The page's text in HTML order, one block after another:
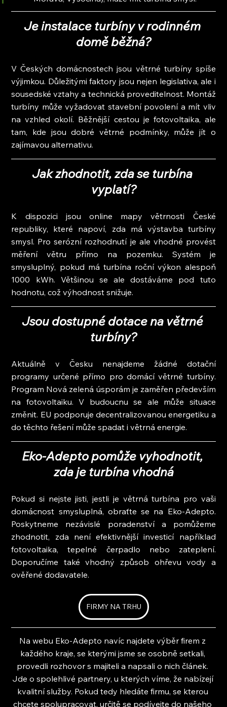
Je instalace turbíny v rodinném
domě běžná?
V Českých domácnostech jsou větrné turbíny spíše
výjimkou. Důležitými faktory jsou nejen legislativa, ale i
sousedské vztahy a technická proveditelnost. Montáž
turbíny může vyžadovat stavební povolení a mít vliv
na vzhled okolí. Běžnější cestou je fotovoltaika, ale
tam, kde jsou dobré větrné podmínky, může jít o
zajímavou alternativu.
Jak zhodnotit, zda se turbína
vyplatí?
K dispozici jsou online mapy větrnosti České
republiky, které napoví, zda má výstavba turbíny
smysl. Pro serózní rozhodnutí je ale vhodné provést
měření větru přímo na pozemku. Systém je
smysluplný, pokud má turbína roční výkon alespoň
1000 kWh. Většinou se ale dostáváme pod tuto
hodnotu, což výhodnost snižuje.
Jsou dostupné dotace na větrné
turbíny?
Aktuálně v Česku nenajdeme žádné dotační
programy určené přímo pro domácí větrné turbíny.
Program Nová zelená úsporám je zaměřen především
na fotovoltaiku. V budoucnu se ale může situace
změnit. EU podporuje decentralizovanou energetiku a
do těchto řešení může spadat i větrná energie.
Eko-Adepto pomůže vyhodnotit,
zda je turbína vhodná
Pokud si nejste jisti, jestli je větrná turbína pro vaši
domácnost smysluplná, obraťte se na Eko-Adepto.
Poskytneme nezávislé poradenství a pomůžeme
zhodnotit, zda není efektivnější investicí například
fotovoltaika, tepelné čerpadlo nebo zateplení.
Doporučíme také vhodný způsob ohřevu vody a
ověřené dodavatele.
FIRMY NA TRHU
Na webu Eko-Adepto navíc najdete výběr firem z
každého kraje, se kterými jsme se osobně setkali,
provedli rozhovor s majiteli a napsali o nich článek.
Jde o spolehlivé partnery, u kterých víme, že nabízejí
kvalitní služby. Pokud tedy hledáte firmu, se kterou
chcete spolupracovat, určitě se podívejte do našeho